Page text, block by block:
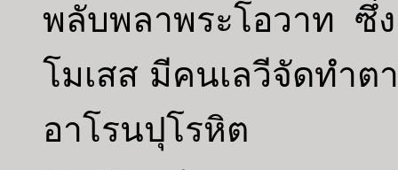
พลับพลาพระโอวาท ซึ่
โมเสส มีคนเลวีจัดทำ
อาโรนปุโรหิต